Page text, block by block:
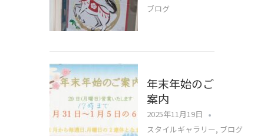
ブログ
年末年始のご
案内
2025年11月19日
スタイルギャラリー, ブログ